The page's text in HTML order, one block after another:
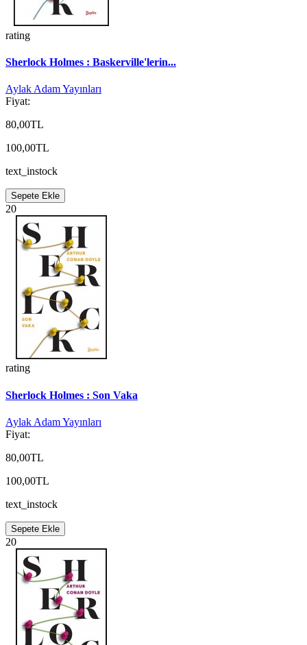
rating
Sherlock Holmes : Baskerville'lerin...
Aylak Adam Yayınları
Fiyat:
80,00TL
100,00TL
text_instock
Sepete Ekle
20
rating
Sherlock Holmes : Son Vaka
Aylak Adam Yayınları
Fiyat:
80,00TL
100,00TL
text_instock
Sepete Ekle
20